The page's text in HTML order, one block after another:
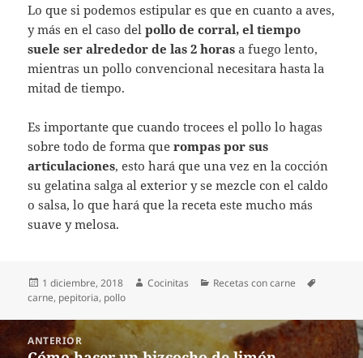
Lo que si podemos estipular es que en cuanto a aves,
y más en el caso delpollo de corral, el tiempo
suele ser alrededor de las 2 horas a fuego lento,
mientras un pollo convencional necesitara hasta la
mitad de tiempo.
Es importante que cuando trocees el pollo lo hagas
sobre todo de forma querompas por sus
articulaciones, esto hará que una vez en la cocción
su gelatina salga al exterior y se mezcle con el caldo
o salsa, lo que hará que la receta este mucho más
suave y melosa.
Publicado
el
1 diciembre, 2018 Autor
Cocinitas Categorías
Recetas con carne
carne, pepitoria, pollo
Navegación
ANTERIOR